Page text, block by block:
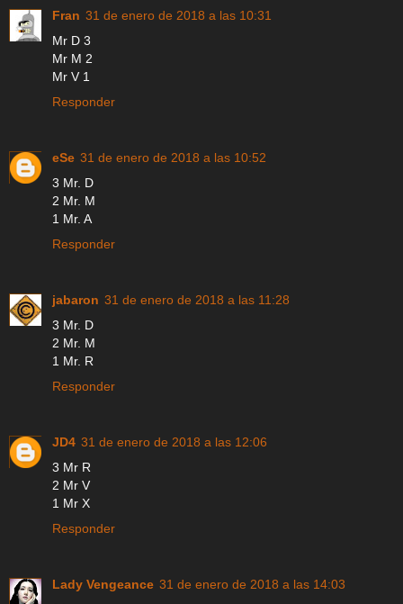
Fran 31 de enero de 2018 a las 10:31
Mr D 3
Mr M 2
Mr V 1
Responder
eSe 31 de enero de 2018 a las 10:52
3 Mr. D
2 Mr. M
1 Mr. A
Responder
jabaron 31 de enero de 2018 a las 11:28
3 Mr. D
2 Mr. M
1 Mr. R
Responder
JD4 31 de enero de 2018 a las 12:06
3 Mr R
2 Mr V
1 Mr X
Responder
Lady Vengeance 31 de enero de 2018 a las 14:03